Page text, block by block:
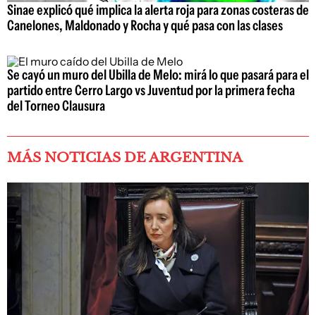
Sinae explicó qué implica la alerta roja para zonas costeras de
Canelones, Maldonado y Rocha y qué pasa con las clases
Se cayó un muro del Ubilla de Melo: mirá lo que pasará para el
partido entre Cerro Largo vs Juventud por la primera fecha
del Torneo Clausura
MÁS NOTICIAS DE ARGENTINA